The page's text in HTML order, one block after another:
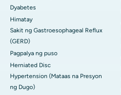
Dyabetes
Himatay
Sakit ng Gastroesophageal Reflux
(GERD)
Pagpalya ng puso
Herniated Disc
Hypertension (Mataas na Presyon
ng Dugo)